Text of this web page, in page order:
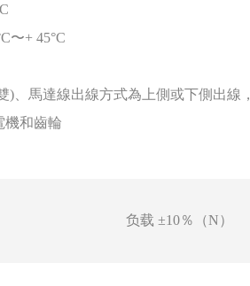
〜+ 45°C
)、馬達線出線方式為上側或下側出線，
機和齒輪
负载 ±10％（N）